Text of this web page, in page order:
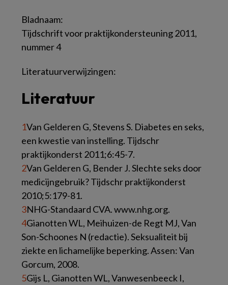
Bladnaam:
Tijdschrift voor praktijkondersteuning 2011,
nummer 4
Literatuurverwijzingen:
Literatuur
1Van Gelderen G, Stevens S. Diabetes en seks,
een kwestie van instelling. Tijdschr
praktijkonderst 2011;6:45-7.
2Van Gelderen G, Bender J. Slechte seks door
medicijngebruik? Tijdschr praktijkonderst
2010;5:179-81.
3NHG-Standaard CVA. www.nhg.org.
4Gianotten WL, Meihuizen-de Regt MJ, Van
Son-Schoones N (redactie). Seksualiteit bij
ziekte en lichamelijke beperking. Assen: Van
Gorcum, 2008.
5Gijs L, Gianotten WL, Vanwesenbeeck I,